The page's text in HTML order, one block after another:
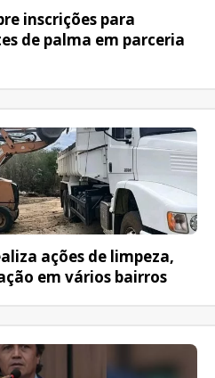
inscrições para
de palma em parceria
ações de limpeza,
em vários bairros